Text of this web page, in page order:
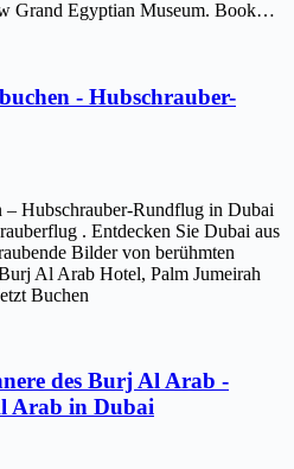
Grand Egyptian Museum. Book…
- Hubschrauber-
Hubschrauber-Rundflug in Dubai
. Entdecken Sie Dubai aus
Bilder von berühmten
Al Arab Hotel, Palm Jumeirah
Buchen
des Burj Al Arab -
Arab in Dubai